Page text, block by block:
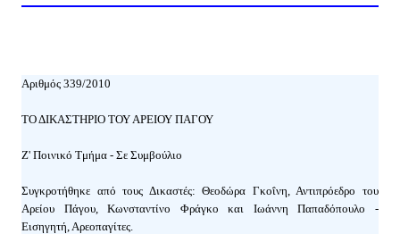
Αριθμός 339/2010
ΤΟ ΔΙΚΑΣΤΗΡΙΟ ΤΟΥ ΑΡΕΙΟΥ ΠΑΓΟΥ
Ζ' Ποινικό Τμήμα - Σε Συμβούλιο
Συγκροτήθηκε από τους Δικαστές: Θεοδώρα Γκοΐνη, Αντιπρόεδρο του
Αρείου Πάγου, Κωνσταντίνο Φράγκο και Ιωάννη Παπαδόπουλο -
Εισηγητή, Αρεοπαγίτες.